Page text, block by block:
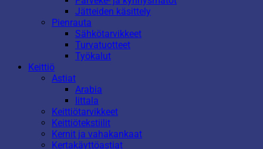
Jätteiden käsittely
Pienrauta
Sähkötarvikkeet
Turvatuotteet
Työkalut
Keittiö
Astiat
Arabia
Iittala
Keittiötarvikkeet
Keittiötekstiilit
Kernit ja vahakankaat
Kertakäyttöastiat